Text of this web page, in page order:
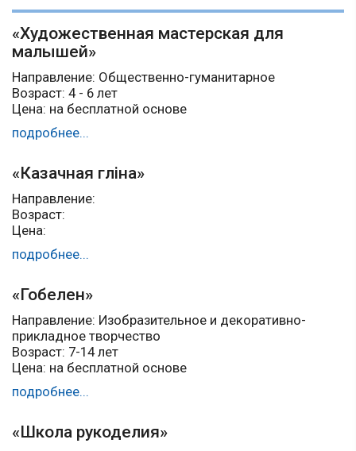
«Художественная мастерская для
малышей»
Направление: Общественно-гуманитарное
Возраст: 4 - 6 лет
Цена: на бесплатной основе
подробнее...
«Казачная гліна»
Направление:
Возраст:
Цена:
подробнее...
«Гобелен»
Направление: Изобразительное и декоративно-
прикладное творчество
Возраст: 7-14 лет
Цена: на бесплатной основе
подробнее...
«Школа рукоделия»